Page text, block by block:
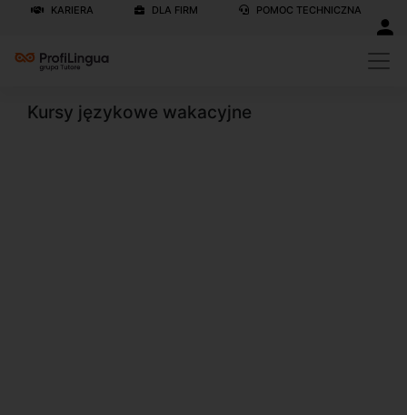
KARIERA DLA FIRM POMOC TECHNICZNA
Kursy językowe wakacyjne